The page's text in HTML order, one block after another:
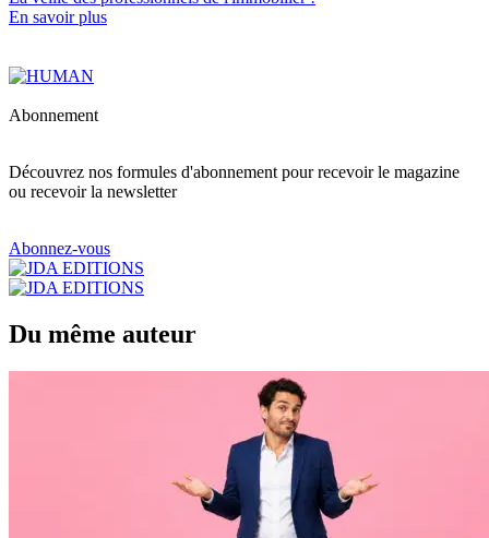
En savoir plus
Abonnement
Découvrez nos formules d'abonnement pour recevoir le magazine
ou recevoir la newsletter
Abonnez-vous
Du même auteur